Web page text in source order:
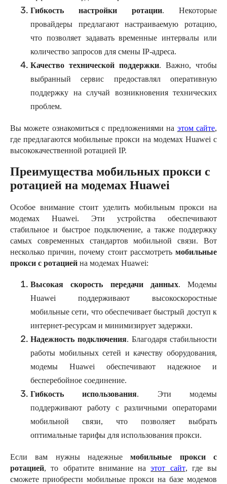
Гибкость настройки ротации. Некоторые
провайдеры предлагают настраиваемую ротацию,
что позволяет задавать временные интервалы или
количество запросов для смены IP-адреса.
Качество технической поддержки. Важно, чтобы
выбранный сервис предоставлял оперативную
поддержку на случай возникновения технических
проблем.
Вы можете ознакомиться с предложениями на этом сайте,
где предлагаются мобильные прокси на модемах Huawei с
высококачественной ротацией IP.
Преимущества мобильных прокси с
ротацией на модемах Huawei
Особое внимание стоит уделить мобильным прокси на
модемах Huawei. Эти устройства обеспечивают
стабильное и быстрое подключение, а также поддержку
самых современных стандартов мобильной связи. Вот
несколько причин, почему стоит рассмотреть мобильные
прокси с ротацией на модемах Huawei:
Высокая скорость передачи данных. Модемы
Huawei поддерживают высокоскоростные
мобильные сети, что обеспечивает быстрый доступ к
интернет-ресурсам и минимизирует задержки.
Надежность подключения. Благодаря стабильности
работы мобильных сетей и качеству оборудования,
модемы Huawei обеспечивают надежное и
бесперебойное соединение.
Гибкость использования. Эти модемы
поддерживают работу с различными операторами
мобильной связи, что позволяет выбрать
оптимальные тарифы для использования прокси.
Если вам нужны надежныемобильные прокси с
ротацией, то обратите внимание наэтот сайт, где вы
сможете приобрести мобильные прокси на базе модемов